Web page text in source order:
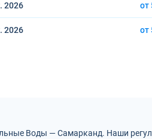
2026 от
2026 от
Воды — Самарканд. Наши